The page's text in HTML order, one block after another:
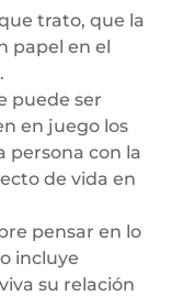
trato, que la
papel en el
puede ser
en juego los
persona con la
de vida en
pensar en lo
incluye
su relación